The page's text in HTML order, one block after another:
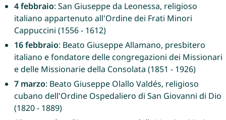
4 febbraio: San Giuseppe da Leonessa, religioso
italiano appartenuto all'Ordine dei Frati Minori
Cappuccini (1556 - 1612)
16 febbraio: Beato Giuseppe Allamano, presbitero
italiano e fondatore delle congregazioni dei Missionari
e delle Missionarie della Consolata (1851 - 1926)
7 marzo: Beato Giuseppe Olallo Valdés, religioso
cubano dell'Ordine Ospedaliero di San Giovanni di Dio
(1820 - 1889)